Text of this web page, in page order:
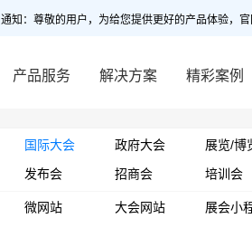
通知：尊敬的用户，为给您提供更好的产品体验，
产品服务 解决方案 精彩案例
国际大会 政府大会 展览/博
发布会
招商会 培训会
微网站 大会网站 展会小